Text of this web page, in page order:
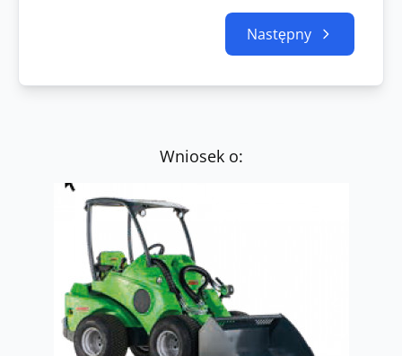
Następny
Wniosek o: